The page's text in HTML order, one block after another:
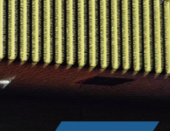
カテゴリ別で店舗を探す
ドール
ホビー・フィギュア
電気・オーディオ